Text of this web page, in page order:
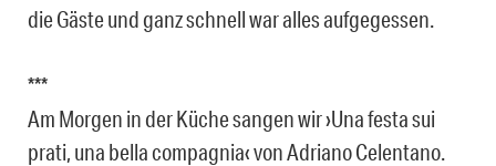
die Gäste und ganz schnell war alles aufgegessen.
***
Am Morgen in der Küche sangen wir ›Una festa sui
prati, una bella compagnia‹ von Adriano Celentano.